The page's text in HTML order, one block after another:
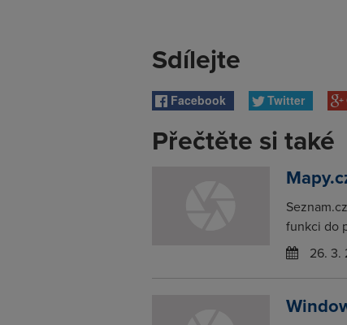
Sdílejte
Facebook Twitter
Přečtěte si také
funkci do
26. 3.